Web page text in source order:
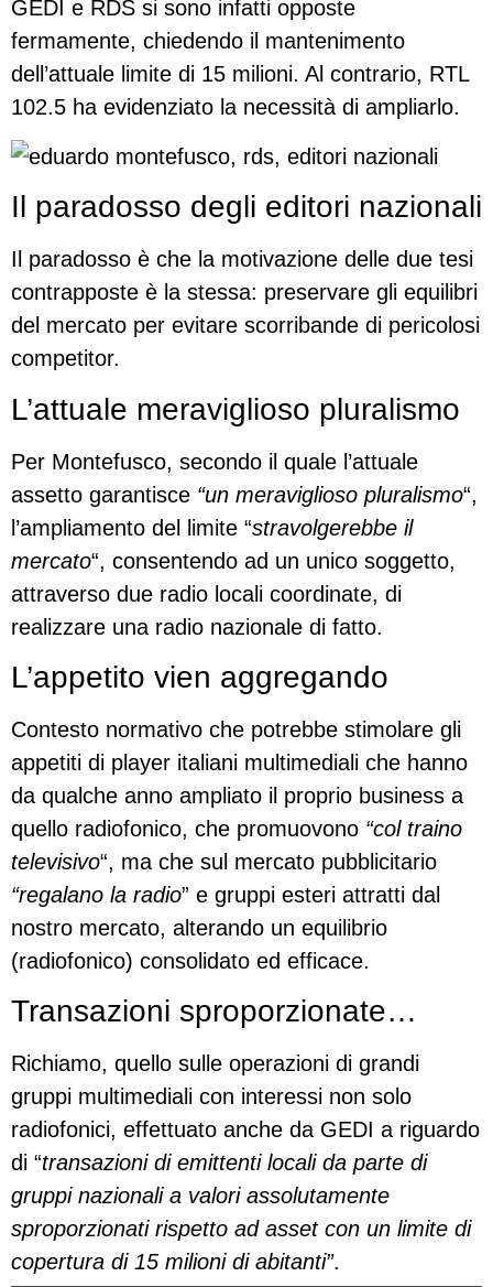
GEDI e RDS si sono infatti opposte
fermamente, chiedendo il mantenimento
dell’attuale limite di 15 milioni. Al contrario, RTL
102.5 ha evidenziato la necessità di ampliarlo.
Il paradosso degli editori nazionali
Il paradosso è che la motivazione delle due tesi
contrapposte è la stessa: preservare gli equilibri
del mercato per evitare scorribande di pericolosi
competitor.
L’attuale meraviglioso pluralismo
Per Montefusco, secondo il quale l’attuale
assetto garantisce “un meraviglioso pluralismo“,
l’ampliamento del limite “stravolgerebbe il
mercato“, consentendo ad un unico soggetto,
attraverso due radio locali coordinate, di
realizzare una radio nazionale di fatto.
L’appetito vien aggregando
Contesto normativo che potrebbe stimolare gli
appetiti di player italiani multimediali che hanno
da qualche anno ampliato il proprio business a
quello radiofonico, che promuovono “col traino
televisivo“, ma che sul mercato pubblicitario
“regalano la radio” e gruppi esteri attratti dal
nostro mercato, alterando un equilibrio
(radiofonico) consolidato ed efficace.
Transazioni sproporzionate…
Richiamo, quello sulle operazioni di grandi
gruppi multimediali con interessi non solo
radiofonici, effettuato anche da GEDI a riguardo
di “transazioni di emittenti locali da parte di
gruppi nazionali a valori assolutamente
sproporzionati rispetto ad asset con un limite di
copertura di 15 milioni di abitanti”.